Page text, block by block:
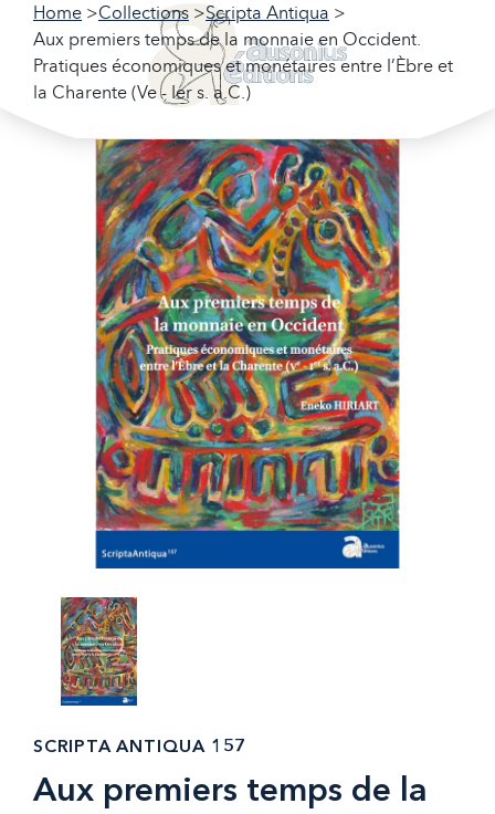
Home Collections
Scripta Antiqua
Aux premiers temps de la monnaie en Occident.
Pratiques économiques et monétaires entre l’Èbre et
la Charente (Ve - Ier s. a.C.)
SCRIPTA ANTIQUA 157
Aux premiers temps de la